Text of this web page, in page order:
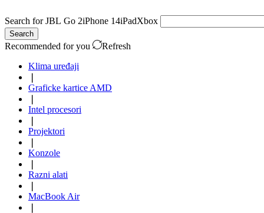
Search forJBL Go 2iPhone 14iPadXbox
Search
Recommended for you
Refresh
Klima uređaji
Graficke kartice AMD
Intel procesori
Projektori
Konzole
Razni alati
MacBook Air